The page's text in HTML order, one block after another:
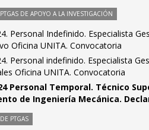
DE APOYO A LA INVESTIGACIÓN
Personal Indefinido. Especialista
Oficina UNITA. Convocatoria
Personal indefinido. Especialista
Oficina UNITA. Convocatoria
Personal Temporal. Técnico
de Ingeniería Mecánica.
PTGAS